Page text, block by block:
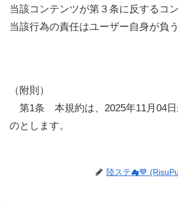
当該コンテンツが第３条に反するコ
当該行為の責任はユーザー自身が負
（附則）
第1条 本規約は、2025年11月04日
のとします。
陸ステ☁💙